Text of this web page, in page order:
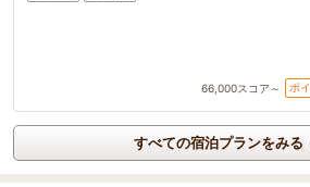
66,000スコア～ ポ
すべての宿泊プランをみる